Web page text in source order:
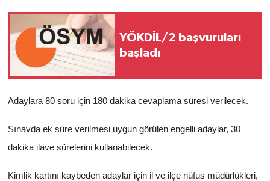
YÖKDİL/2 başvuruları
başladı
Adaylara 80 soru için 180 dakika cevaplama süresi verilecek.
Sınavda ek süre verilmesi uygun görülen engelli adaylar, 30
dakika ilave sürelerini kullanabilecek.
Kimlik kartını kaybeden adaylar için il ve ilçe nüfus müdürlükleri,